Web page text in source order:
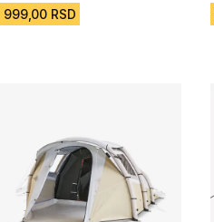
999,00 RSD